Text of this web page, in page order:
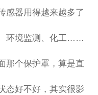
感器用得越来越多了
环境监测、化工……
那个保护罩，算是直
态好不好，其实很影